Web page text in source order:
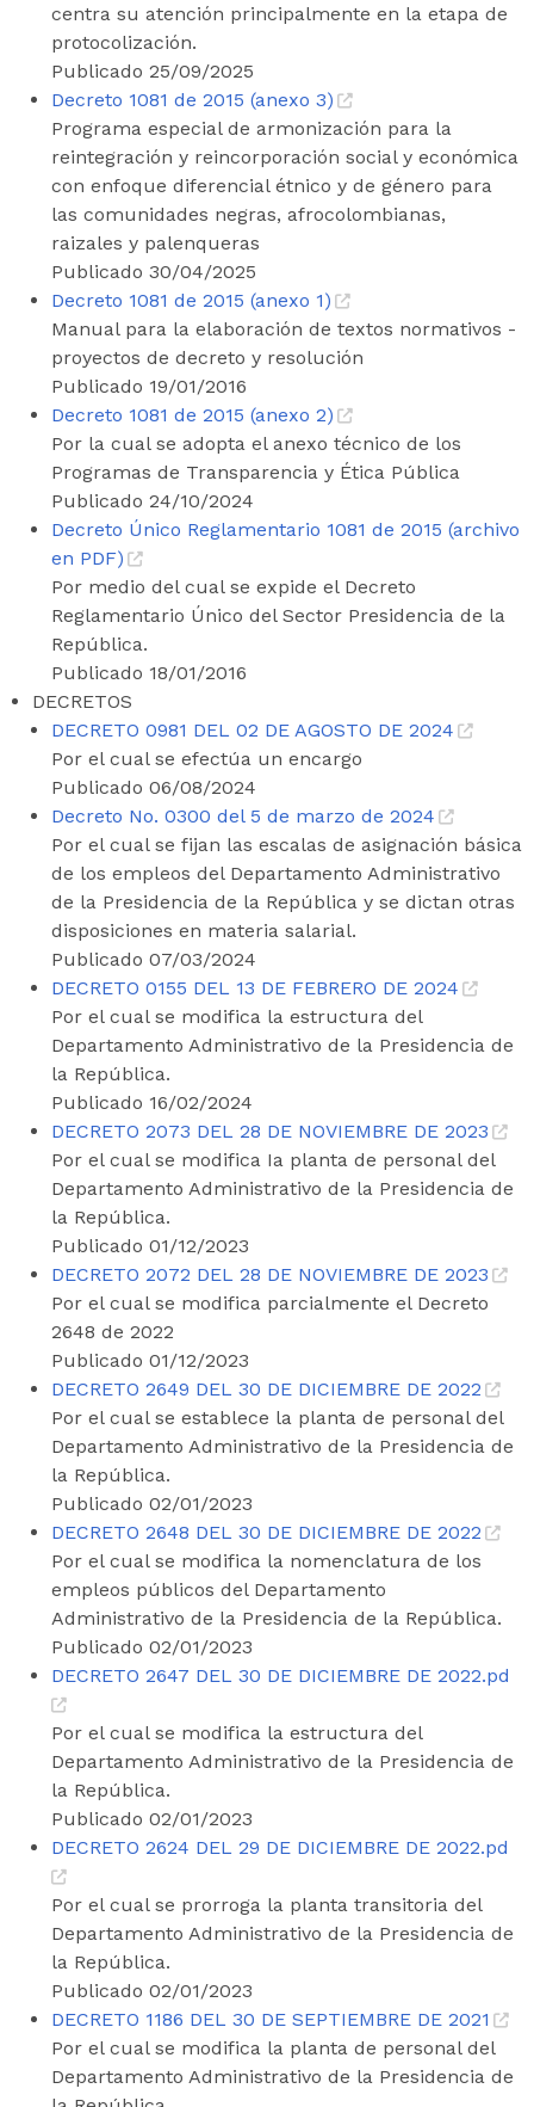
centra su atención principalmente en la etapa de
protocolización.
Publicado 25/09/2025
Decreto 1081 de 2015 (anexo 3)
Programa especial de armonización para la
reintegración y reincorporación social y económica
con enfoque diferencial étnico y de género para
las comunidades negras, afrocolombianas,
raizales y palenqueras
Publicado 30/04/2025
Decreto 1081 de 2015 (anexo 1)
Manual para la elaboración de textos normativos -
proyectos de decreto y resolución
Publicado 19/01/2016
Decreto 1081 de 2015 (anexo 2)
Por la cual se adopta el anexo técnico de los
Programas de Transparencia y Ética Pública
Publicado 24/10/2024
Decreto Único Reglamentario 1081 de 2015 (archivo
en PDF)
Por medio del cual se expide el Decreto
Reglamentario Único del Sector Presidencia de la
República.
Publicado 18/01/2016
DECRETOS
DECRETO 0981 DEL 02 DE AGOSTO DE 2024
Por el cual se efectúa un encargo
Publicado 06/08/2024
Decreto No. 0300 del 5 de marzo de 2024
Por el cual se fijan las escalas de asignación básica
de los empleos del Departamento Administrativo
de la Presidencia de la República y se dictan otras
disposiciones en materia salarial.
Publicado 07/03/2024
DECRETO 0155 DEL 13 DE FEBRERO DE 2024
Por el cual se modifica la estructura del
Departamento Administrativo de la Presidencia de
la República.
Publicado 16/02/2024
DECRETO 2073 DEL 28 DE NOVIEMBRE DE 2023
Por el cual se modifica Ia planta de personal del
Departamento Administrativo de la Presidencia de
la República.
Publicado 01/12/2023
DECRETO 2072 DEL 28 DE NOVIEMBRE DE 2023
Por el cual se modifica parcialmente el Decreto
2648 de 2022
Publicado 01/12/2023
DECRETO 2649 DEL 30 DE DICIEMBRE DE 2022
Por el cual se establece la planta de personal del
Departamento Administrativo de la Presidencia de
la República.
Publicado 02/01/2023
DECRETO 2648 DEL 30 DE DICIEMBRE DE 2022
Por el cual se modifica la nomenclatura de los
empleos públicos del Departamento
Administrativo de la Presidencia de la República.
Publicado 02/01/2023
DECRETO 2647 DEL 30 DE DICIEMBRE DE 2022.pd
Por el cual se modifica la estructura del
Departamento Administrativo de la Presidencia de
la República.
Publicado 02/01/2023
DECRETO 2624 DEL 29 DE DICIEMBRE DE 2022.pd
Por el cual se prorroga la planta transitoria del
Departamento Administrativo de la Presidencia de
la República.
Publicado 02/01/2023
DECRETO 1186 DEL 30 DE SEPTIEMBRE DE 2021
Por el cual se modifica la planta de personal del
Departamento Administrativo de la Presidencia de